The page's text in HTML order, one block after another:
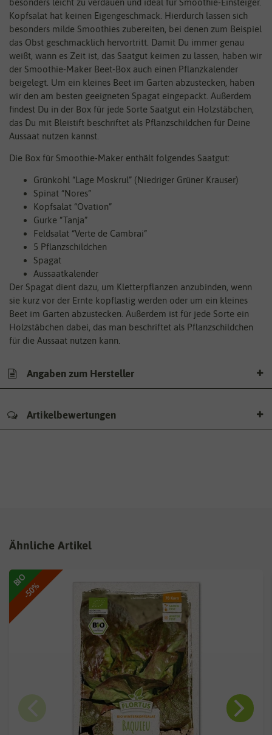
besonders leicht zu verdauen und ideal für Smoothie-Einsteiger.
Kopfsalat hat keinen Eigengeschmack. Hierdurch lassen sich
besonders milde Smoothies zubereiten, bei denen zum Beispiel
das Obst geschmacklich hervortritt. Damit Du immer genau
weißt, wann es Zeit ist, das Saatgut keimen zu lassen, haben wir
der Smoothie-Maker Beet-Box auch einen Pflanzkalender
beigelegt. Um ein kleines Beet im Garten abzustecken, haben
wir den am besten geeigneten Spagat eingepackt. Außerdem
findest Du in der Box für jede Sorte Saatgut ein Holzstäbchen,
das Du mit Bleistift beschriftet als Pflanzschildchen für Deine
Aussaat nutzen kannst.
Die Box für Smoothie-Maker enthält folgendes Saatgut:
Grünkohl “Lage Moskrul” (Niedriger Grüner Krauser)
Spinat “Nores”
Kopfsalat “Ovation”
Gurke “Tanja”
Feldsalat “Verte de Cambrai”
5 Pflanzschildchen
Spagat
Aussaatkalender
Der Spagat dient dazu, um Kletterpflanzen anzubinden, wenn
sie kurz vor der Ernte kopflastig werden oder um ein kleines
Beet im Garten abzustecken. Außerdem ist für jede Sorte ein
Holzstäbchen dabei, das man beschriftet als Pflanzschildchen
für die Aussaat nutzen kann.
Angaben zum Hersteller
Artikelbewertungen
Ähnliche Artikel
-50%
BIO